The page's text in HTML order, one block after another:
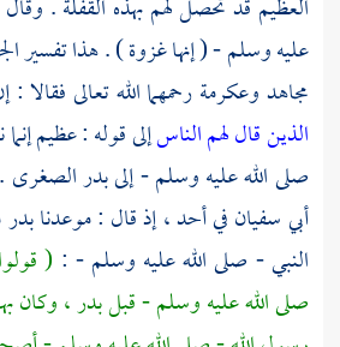
العظيم قد تحصل لهم بهذه القفلة .
عليه وسلم - ( إنها غزوة ) . هذا تفسير
مجاهدوعكرمةرحمهما الله تعالى
الذين قال لهم الناسإلى قوله : عظيم
صلى الله عليه وسلم - إلى بدر الصغرى
أبي سفيانفيأحد، إذ قال : موعدنا
النبي - صلى الله عليه وسلم - : (
صلى الله عليه وسلم - قبلبدر، وكان